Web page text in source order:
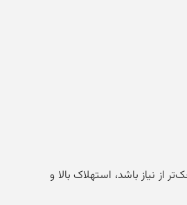
از نیاز باشد، استهلاک بالا و